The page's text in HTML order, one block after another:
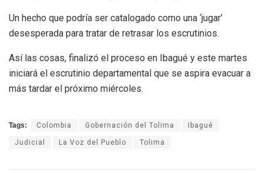
Un hecho que podría ser catalogado como una ‘jugar’
desesperada para tratar de retrasar los escrutinios.
Así las cosas, finalizó el proceso en Ibagué y este martes
iniciará el escrutinio departamental que se aspira evacuar a
más tardar el próximo miércoles.
Tags: Colombia Gobernación del Tolima Ibagué
Judicial La Voz del Pueblo Tolima